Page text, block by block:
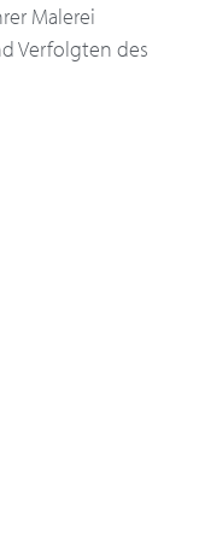
Malerei
Verfolgten des